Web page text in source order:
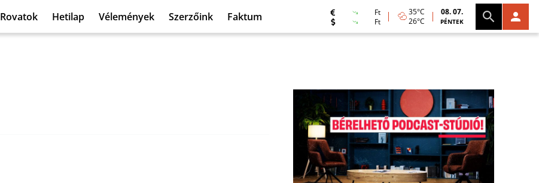
Rovatok Hetilap Vélemények Szerzőink Faktum
Ft
Ft
35°C
26°C
08. 07.
PÉNTEK